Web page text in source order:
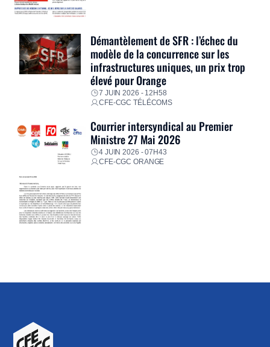
Démantèlement de SFR : l’échec du
modèle de la concurrence sur les
infrastructures uniques, un prix trop
élevé pour Orange
7 JUIN 2026 - 12H58
CFE-CGC TÉLÉCOMS
Courrier intersyndical au Premier
Ministre 27 Mai 2026
4 JUIN 2026 - 07H43
CFE-CGC ORANGE